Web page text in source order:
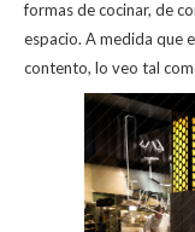
p k
formas de cocinar, de
espacio. A medida que
contento, lo veo tal